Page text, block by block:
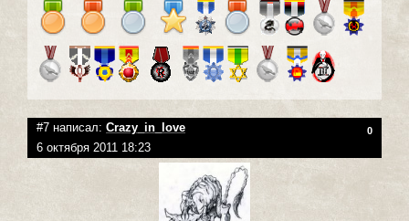
#7 написал: Crazy_in_love 0
6 октября 2011 18:23